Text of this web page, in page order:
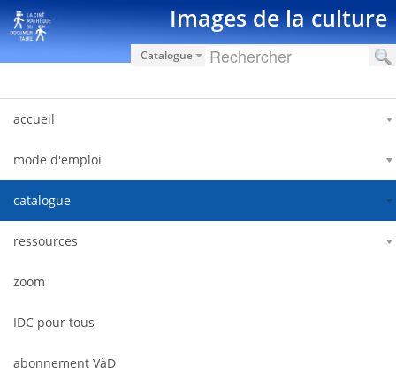
Saut au contenu Images de la culture
Catalogue
accueil
mode d'emploi
catalogue
ressources
zoom
IDC pour tous
abonnement VàD